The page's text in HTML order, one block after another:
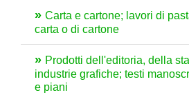
Carta e cartone; lavori di
carta o di cartone
Prodotti dell'editoria, della
industrie grafiche; testi
e piani